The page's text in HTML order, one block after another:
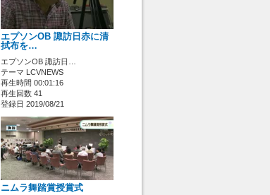
エプソンOB 諏訪日赤に清
拭布を…
エプソンOB 諏訪日…
テーマ LCVNEWS
再生時間 00:01:16
再生回数 41
登録日 2019/08/21
ニムラ舞踏賞授賞式